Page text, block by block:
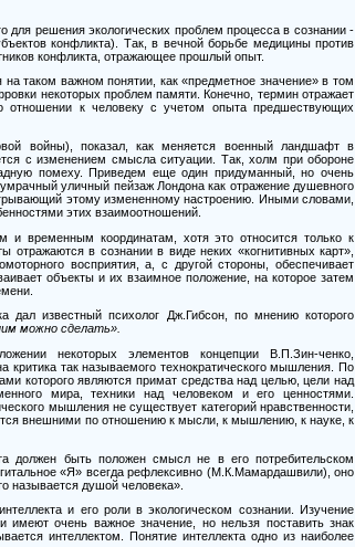
решения экологических проблем процесса в сознании-
конфликта). Так, в вечной борьбе медицины против
конфликта, отражающее прошлый опыт.
таком важном понятии, как «предметное значение» в том
некоторых проблем памяти. Конечно, термин отражает
отношении к человеку с учетом опыта предшествующих
войны), показал, как меняется военный ландшафт в
с изменением смысла ситуации. Так, холм при обороне
помеху. Приведем еще один придуманный, но очень
уличный пейзаж Лондона как отражение душевного
этому измененному настроению. Иными словами,
этих взаимоотношений.
временным координатам, хотя это относится только к
в сознании в виде неких «когнитивных карт»,
восприятия, а, с другой стороны, обеспечивает
объекты и их взаимное положение, на которое затем
дал известный психолог Дж.Гибсон, по мнению которого
можно сделать».
некоторых элементов концепции В.П.Зин-ченко,
так называемого технократического мышления. По
которого являются примат средства над целью, цели над
мира, техники над человеком и его ценностями.
мышления не существует категорий нравственности,
внешними по отношению к мысли, к мышлению, к науке, к
должен быть положен смысл не в его потребительском
«Я» всегда рефлексивно (М.К.Мамардашвили), оно
называется душой человека».
и его роли в экологическом сознании. Изучение
имеют очень важное значение, но нельзя поставить знак
интеллектом. Понятие интеллекта одно из наиболее